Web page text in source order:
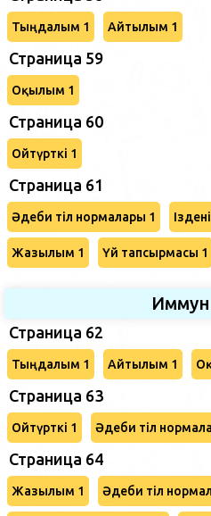
Тыңдалым 1 Айтылым 1
Страница 59
Оқылым 1
Страница 60
Ойтүрткі 1
Страница 61
Әдеби тіл нормалары 1
Жазылым 1 Үй тапсырмасы 1
Страница 62
Тыңдалым 1 Айтылым 1
Страница 63
Ойтүрткі 1 Әдеби тіл
Страница 64
Жазылым 1 Әдеби тіл